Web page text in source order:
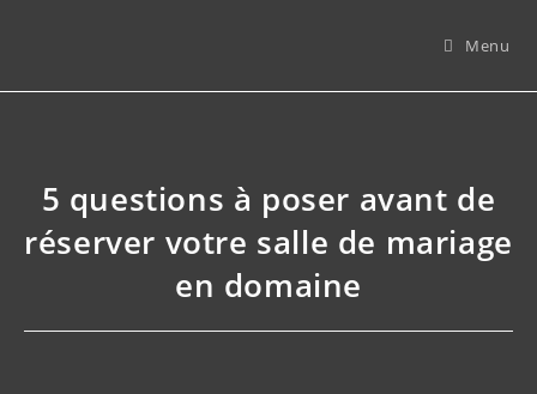
Menu
5 questions à poser avant de
réserver votre salle de mariage
en domaine